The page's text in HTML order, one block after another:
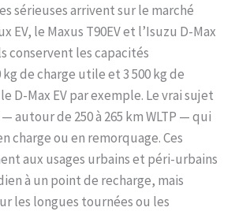
sérieuses arrivent sur le marché
EV, le Maxus T90EV et l’Isuzu D-Max
conservent les capacités
kg de charge utile et 3 500 kg de
D-Max EV par exemple. Le vrai sujet
autour de 250 à 265 km WLTP — qui
charge ou en remorquage. Ces
aux usages urbains et péri-urbains
à un point de recharge, mais
les longues tournées ou les